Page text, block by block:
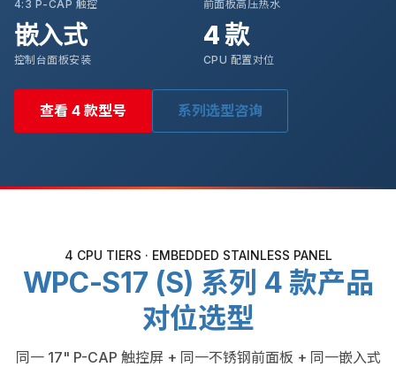
4:3 P-CAP 触控 前面板高压热水
嵌入式
控制台面板安装
4 款
CPU 配置对位
查看 4 款型号 系列选型咨询
4 CPU TIERS · EMBEDDED STAINLESS PANEL
WPC-S17 (S) 系列 4 款产品
对位选型
同一 17" P-CAP 触控屏 + 同一不锈钢前面板 + 同一嵌入式